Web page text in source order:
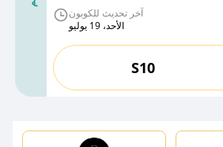
آخر تحديث للكوبون
الأحد، 19 يوليو
S10